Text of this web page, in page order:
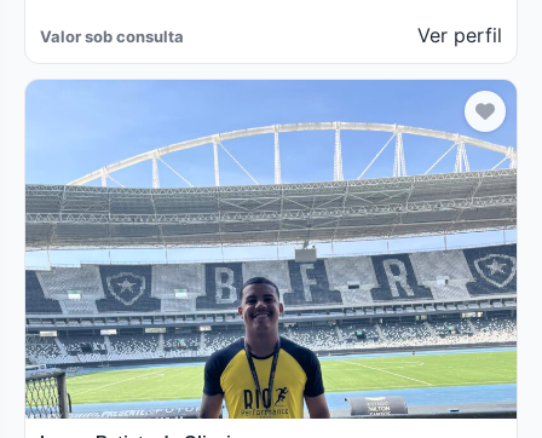
Valor sob consulta Ver perfil